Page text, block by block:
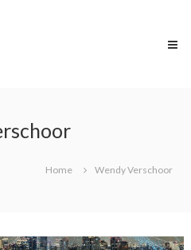
Home Wendy Verschoor